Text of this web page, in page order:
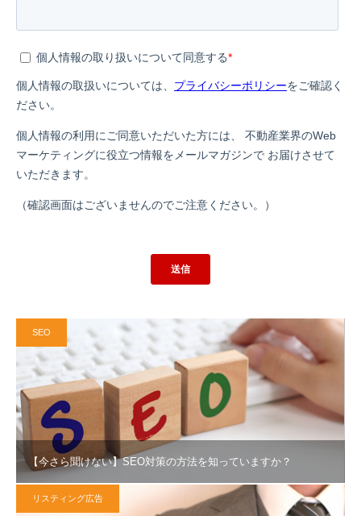
SEO
【今さら聞けない】SEO対策の方法を知っていますか？
リスティング広告